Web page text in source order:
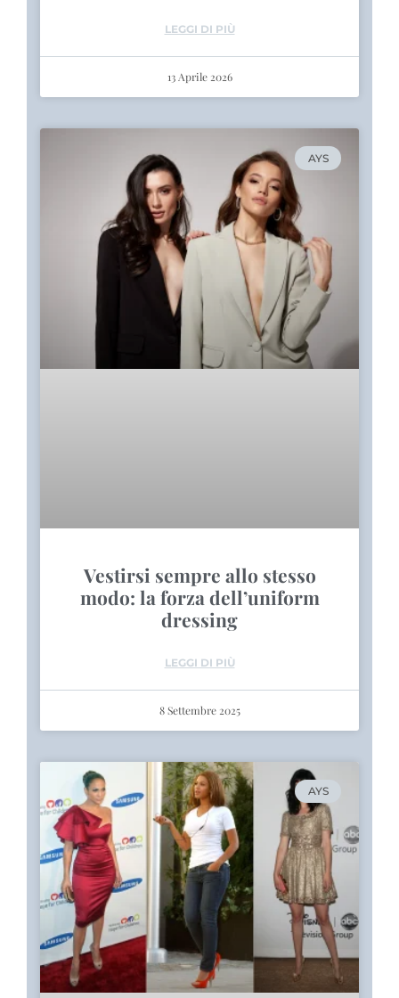
LEGGI DI PIÙ
13 Aprile 2026
AYS
Vestirsi sempre allo stesso
modo: la forza dell’uniform
dressing
LEGGI DI PIÙ
8 Settembre 2025
AYS